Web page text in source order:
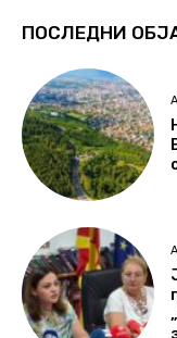
ПОСЛЕДНИ